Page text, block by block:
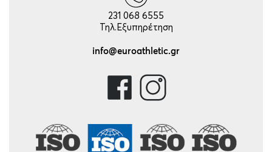
231 068 6555
Τηλ.Εξυπηρέτηση
info@euroathletic.gr